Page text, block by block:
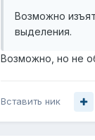
Возможно
выделения.
Возможно, но не
Вставить ник